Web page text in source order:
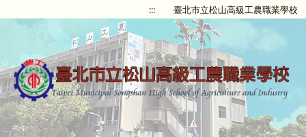
::: 臺北市立松山高級工農職業學校